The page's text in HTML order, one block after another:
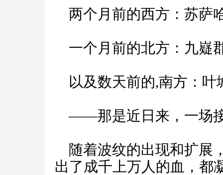
两个月前的西方：苏萨
一个月前的北方：九嶷
以及数天前的,南方：叶
——那是近日来，一场
随着波纹的出现和扩展
出了成千上万人的血，